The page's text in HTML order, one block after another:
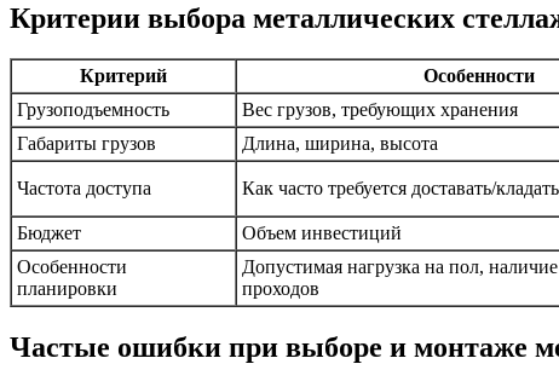
Критерии выбора металлических
Критерий Особенности
Грузоподъемность
Вес грузов, требующих хранения
Габариты грузов
Длина, ширина, высота
Частота доступа Как часто требуется доставать/
Бюджет
Объем инвестиций
Особенности
планировки
Допустимая нагрузка на пол,
проходов
Частые ошибки при выборе и монтаже